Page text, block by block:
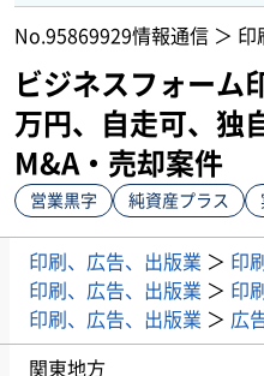
No.95869929情報通信 ＞ 印
ビジネスフォーム
万円、自走可、独
M&A・売却案件
営業黒字 純資産プラス
印刷、広告、出版業 ＞ 印
印刷、広告、出版業 ＞ 印
印刷、広告、出版業 ＞ 広
関東地方